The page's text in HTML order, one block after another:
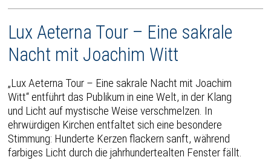
Lux Aeterna Tour – Eine sakrale
Nacht mit Joachim Witt
„Lux Aeterna Tour – Eine sakrale Nacht mit Joachim
Witt“ entführt das Publikum in eine Welt, in der Klang
und Licht auf mystische Weise verschmelzen. In
ehrwürdigen Kirchen entfaltet sich eine besondere
Stimmung: Hunderte Kerzen flackern sanft, während
farbiges Licht durch die jahrhundertealten Fenster fällt.